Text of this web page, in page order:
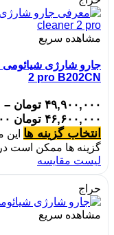
مشاهده سریع
2 pro B202CN
۴۹,۹۰۰,۰۰۰ تومان –
۴۶,۶۰۰,۰۰۰ تومان through ۴۹,۹۰۰,۰۰۰ تومان
انتخاب گزینه ها
گزینه ها ممکن است
لیست مقایسه
حراج
مشاهده سریع